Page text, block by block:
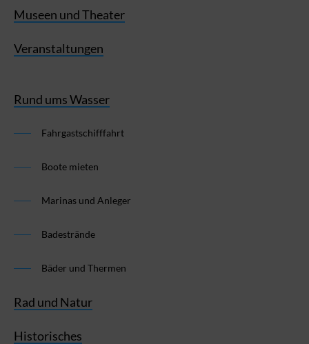
Museen und Theater
Veranstaltungen
Rund ums Wasser
Fahrgastschifffahrt
Boote mieten
Marinas und Anleger
Badestrände
Bäder und Thermen
Rad und Natur
Historisches